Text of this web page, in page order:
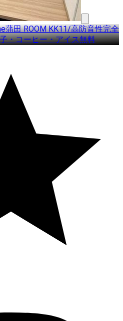
蒲田 ROOM KK11/高防音性完全
・コーヒー・アイス無料